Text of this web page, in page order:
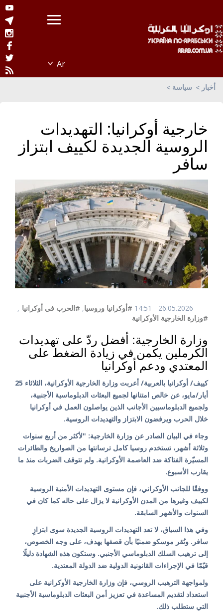
أخبار سياسة
خارجية أوكرانيا: التهديدات
الروسية الجديدة لكييف ابتزاز
سافر
26.05.2026 - 14:51 #أوكرانيا وروسيا, #الحرب في أوكرانيا ,
#وزارة الخارجية الأوكرانية
وزارة الخارجية: أفضل ردّ على تهديدات
الكرملين يكمن في زيادة الضغط على
المعتدي ودعم أوكرانيا
كييف/ أوكرانيا بالعربية/ أعربت وزارة الخارجية الأوكرانية، الثلاثاء 25
أيار/مايو، عن خالص امتنانها لجميع البعثات الدبلوماسية الأجنبية،
ولجميع الدبلوماسيين الأجانب الذين يواصلون العمل في أوكرانيا
خلال الحرب ويرفضون الابتزاز والتهديدات الروسية.
وجاء في البيان الصادر عن وزارة الخارجية: "لأكثر من أربع سنوات
وثلاثة أشهر، تستخدم روسيا كامل ترسانتها من الصواريخ والطائرات
المسيّرة الفتاكة ضد العاصمة الأوكرانية. ولم تتوقف الضربات منذ ما
يقارب الأسبوع.
ووفقًا للجانب الأوكراني، فإن مستوى التهديدات الأمنية الروسية
لكييف وغيرها من المدن الأوكرانية لا يزال على حاله كما كان في
السنوات والأشهر السابقة.
وفي هذا السياق، لا تعد التهديدات الروسية الجديدة سوى ابتزازٍ
سافر. وتُقر موسكو ضمنيًا بأن قصفها يهدف، على وجه الخصوص،
إلى ترهيب السلك الدبلوماسي الأجنبي. وستكون هذه الشهادة دليلًا
قيّمًا في الإجراءات القانونية الدولية ضد الدولة المعتدية.
ولمواجهة الترهيب الروسي، فإن وزارة الخارجية الأوكرانية على
استعداد لتقديم المساعدة في تعزيز أمن البعثات الدبلوماسية الأجنبية
التي ستطلب ذلك.